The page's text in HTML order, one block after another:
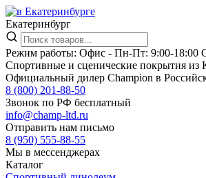
Екатеринбург
Режим работы: Офис - Пн-Пт: 9:00-18:00
Спортивные и сценические покрытия из
Официальный дилер Champion в
8 (800) 201-88-50
Звонок по РФ бесплатный
info@champ-ltd.ru
Отправить нам письмо
8 (950) 555-88-55
Мы в мессенджерах
Каталог